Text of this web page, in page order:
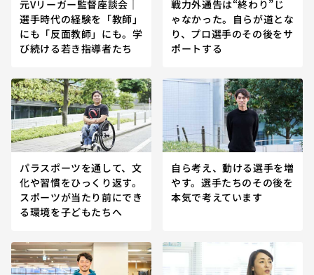
元Vリーガー監督座談会｜
選手時代の経験を「教師」
にも「反面教師」にも。学
び続ける若き指導者たち
戦力外通告は“終わり”じ
ゃなかった。自らが道とな
り、プロ選手のその後をサ
ポートする
パラスポーツを通して、文
化や習慣をひっくり返す。
スポーツが当たり前にでき
る環境を子どもたちへ
自ら考え、動ける選手を増
やす。選手たちのその後を
本気で考えています